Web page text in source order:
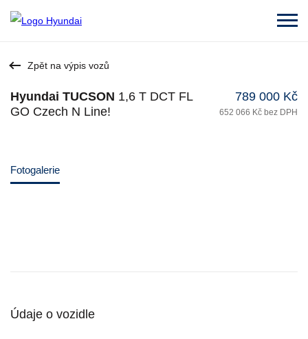
Zpět na výpis vozů
Hyundai TUCSON 1,6 T DCT FL
GO Czech N Line!
789 000 Kč
652 066 Kč bez DPH
Fotogalerie
Údaje o vozidle